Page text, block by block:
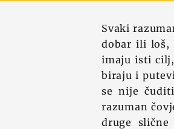
Svaki
dobar ili loš,
imaju isti
biraju i
se nije
razuman
druge